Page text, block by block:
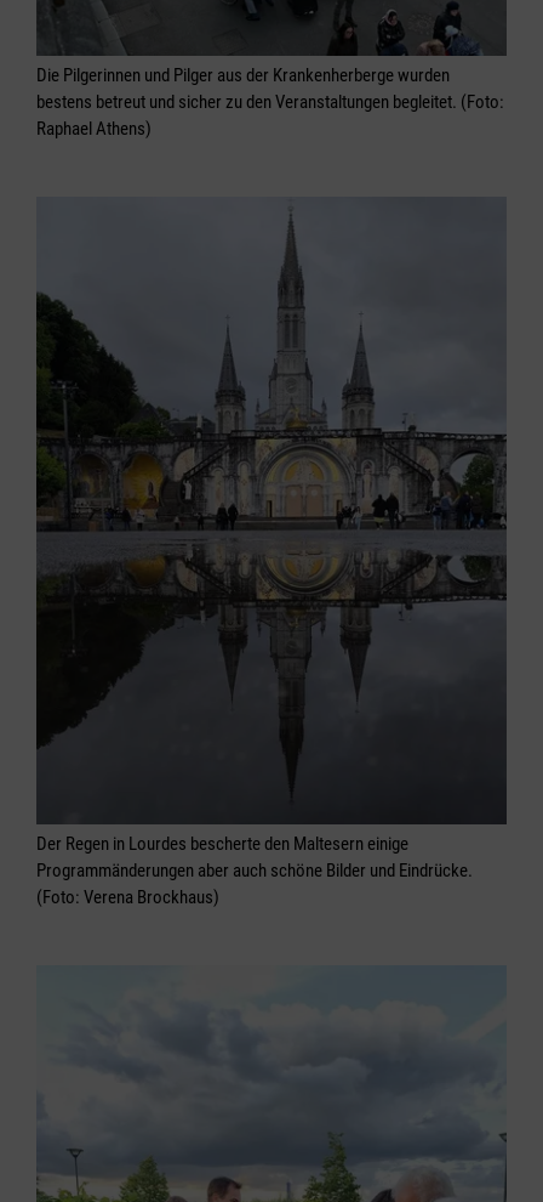
Die Pilgerinnen und Pilger aus der Krankenherberge wurden
bestens betreut und sicher zu den Veranstaltungen begleitet. (Foto:
Raphael Athens)
Der Regen in Lourdes bescherte den Maltesern einige
Programmänderungen aber auch schöne Bilder und Eindrücke.
(Foto: Verena Brockhaus)